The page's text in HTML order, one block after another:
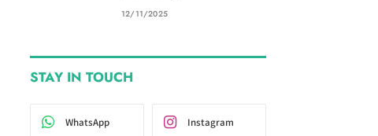
12/11/2025
STAY IN TOUCH
WhatsApp Instagram